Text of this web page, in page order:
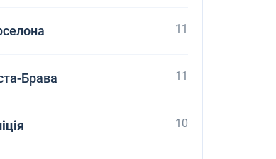
11
Брава 11
10